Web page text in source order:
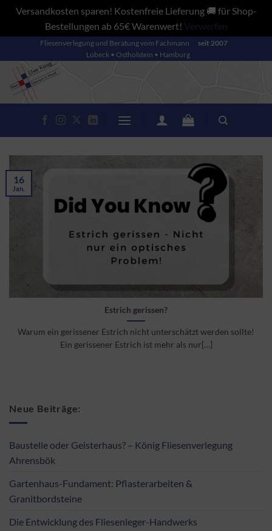
Versandkosten sparen! Kostenfreie Lieferung 🚚 für Shop-
Bestellungen ab 65€ Warenwert! Verwerfen
Inhalt
springen
Fliesenverlegung und Beratung vom Fachmann
seit 2007
Lübeck • Ostholstein • Hamburg
Estrich gerissen?
Warum ein gerissener Estrich nicht unterschätzt werden sollte!
Ein gerissener Estrich ist mehr als nur[…]
16
Jan.
Neue Beiträge:
Baustelle oder Geisterhaus? – König Fliesenverlegung
Ahrensbök
Gartenhaus-Fundament: Pflasterarbeiten &
Granitbordsteine
Die Entwicklung des Fliesenleger-Handwerks